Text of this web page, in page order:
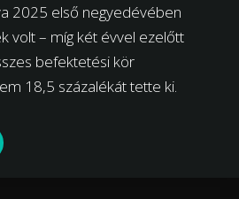
2025 első negyedévében
volt – míg két évvel ezelőtt
befektetési kör
18,5 százalékát tette ki.